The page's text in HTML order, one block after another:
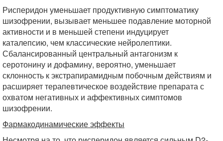
Рисперидон уменьшает продуктивную симптоматику
шизофрении, вызывает меньшее подавление моторной
активности и в меньшей степени индуцирует
каталепсию, чем классические нейролептики.
Сбалансированный центральный антагонизм к
серотонину и дофамину, вероятно, уменьшает
склонность к экстрапирамидным побочным действиям и
расширяет терапевтическое воздействие препарата с
охватом негативных и аффективных симптомов
шизофрении.
Фармакодинамические эффекты